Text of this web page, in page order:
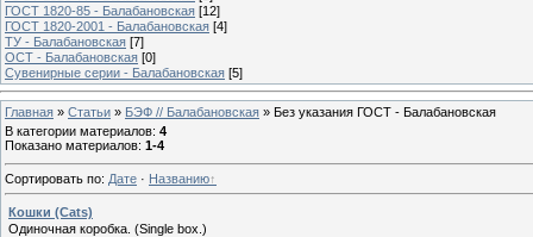
ГОСТ 1820-85 - Балабановская [12]
ГОСТ 1820-2001 - Балабановская [4]
ТУ - Балабановская [7]
ОСТ - Балабановская [0]
Сувенирные серии - Балабановская [5]
Главная » Статьи » БЭФ // Балабановская » Без указания ГОСТ - Балабановская
В категории материалов: 4
Показано материалов: 1-4
Сортировать по: Дате · Названию
Кошки (Cats)
Одиночная коробка. (Single box.)